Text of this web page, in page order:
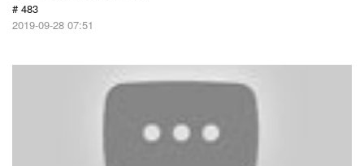
# 483
2019-09-28 07:51